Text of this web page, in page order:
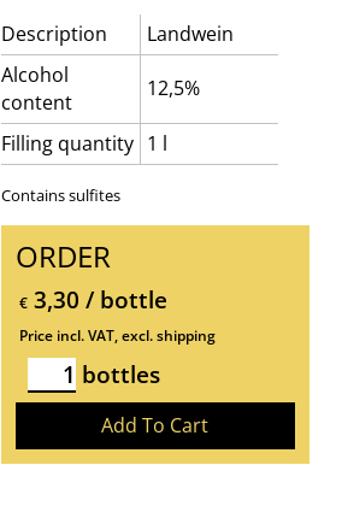
Description
Landwein
Alcohol
content
12,5%
Filling quantity 1 l
Contains sulfites
ORDER
€3,30 / bottle
Price incl. VAT, excl. shipping
bottles